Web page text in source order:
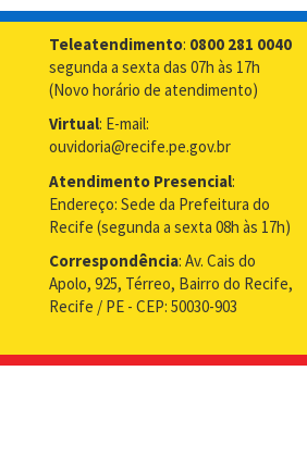
Geral
do
Recife
conquista
Nacional
Teleatendimento: 0800 281 0040
segunda a sexta das 07h às 17h
(Novo horário de atendimento)
Virtual: E-mail:
ouvidoria@recife.pe.gov.br
Atendimento Presencial:
Endereço: Sede da Prefeitura do
Recife (segunda a sexta 08h às 17h)
Correspondência: Av. Cais do
Apolo, 925, Térreo, Bairro do Recife,
Recife / PE - CEP: 50030-903